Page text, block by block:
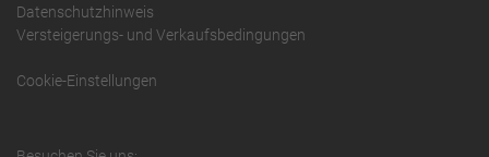
Datenschutzhinweis
Versteigerungs- und Verkaufsbedingungen
Cookie-Einstellungen